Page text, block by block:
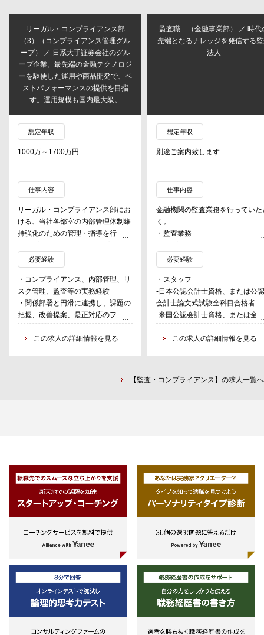
リーガル・コンプライアンス部
（3）（コンプライアンス管理グル
ープ） ／ 日系大手証券会社のグル
ープ企業。最先端の金融テクノロジ
ーを駆使した運用や商品開発で、ベ
ストパフォーマンスの提供を目指
す。運用規模も国内最大級。
想定年収
1000万～1700万円
仕事内容
リーガル・コンプライアンス部にお
ける、当社各部室の内部管理体制維
持強化のための管理・指導を行うグ
ループの一員として、コンプライア
ンスリスク・オペレーショナルリス
ク・コンダクトリスクに関する各種
研修・面談の実施のほか、各部室に
よる自主点検の支援、各部室の
RCSAのレビュー等に取り組んでい
ただく。またオペレーショナルリス
作成、再発防止策の策定とフォロー
必要経験
・コンプライアンス、内部管理、リ
スク管理、監査等の実務経験
・関係部署と円滑に連携し、課題の
把握、改善提案、是正対応のフォロ
ーアップを推進できるコミュニケー
ション力この求人の詳細情報を見る
監査職 （金融事業部） ／ 時代
先端となるナレッジを発信する
法人
想定年収
別途ご案内致します
仕事内容
金融機関の監査業務を行っていた
く。
・監査業務
- 法定監査業務
- 財務諸表監査（日本、米国基
及びIFRS等に基づく）
- ファンド監査
- 内部統制監査
- IFRS関連業務
・IPO（株式公開）業務
・その他関連証明業務
必要経験
・スタッフ
-日本公認会計士資格、または公認
会計士論文式試験全科目合格者
-米国公認会計士資格、または全科
目合格者
-論理的な思考力、コミュニケーシ
-登録公認会計士（日本・US等）
この求人の詳細情報を見る
【監査・コンプライアンス】の求人一覧へ